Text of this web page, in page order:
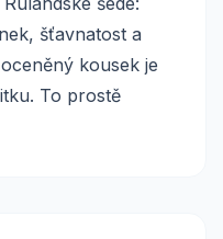
šťavnatost a
kousek je
To prostě